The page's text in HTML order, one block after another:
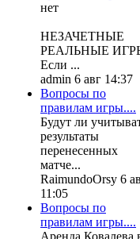
нет
НЕЗАЧЕТНЫЕ
РЕАЛЬНЫЕ
Если ...
admin 6 авг 14:37
Вопросы по
правилам игры....
Будут ли
результаты
перенесенных
матче...
RaimundoOrsy 6
11:05
Вопросы по
правилам игры....
Аренда Ковалева